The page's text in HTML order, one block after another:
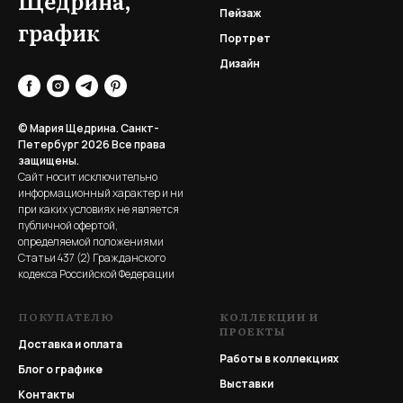
график
© Мария Щедрина. Санкт-
Петербург 2026Все права
защищены.
Сайт носит исключительно
информационный характер и ни
при каких условиях не является
публичной офертой,
определяемой положениями
Статьи 437 (2) Гражданского
кодекса Российской Федерации
Пейзаж
Портрет
Дизайн
ПОКУПАТЕЛЮ
Доставка и оплата
Блог о графике
Контакты
КОЛЛЕКЦИИ И
ПРОЕКТЫ
Работы в коллекциях
Выставки